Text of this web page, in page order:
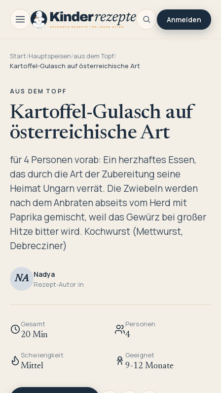
Anmelden
Start/Hauptspeisen/aus dem Topf/
Kartoffel-Gulasch auf österreichische Art
AUS DEM TOPF
Kartoffel-Gulasch auf
österreichische Art
für 4 Personen vorab: Ein herzhaftes Essen,
das durch die Art der Zubereitung seine
Heimat Ungarn verrät. Die Zwiebeln werden
nach dem Anbraten abseits vom Herd mit
Paprika gemischt, weil das Gewürz bei großer
Hitze bitter wird. Kochwurst (Mettwurst,
Debrecziner)
NA Nadya
Rezept-Autor:in
Gesamt
20 Min
Personen
4
Schwierigkeit
Mittel
Geeignet
9-12 Monate